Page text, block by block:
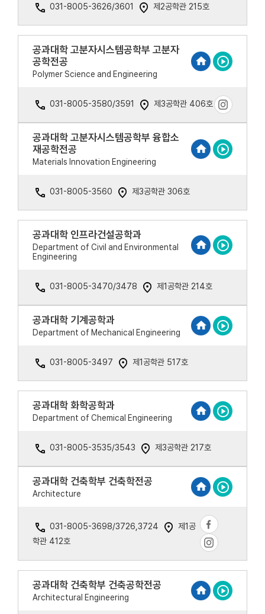
031-8005-3626/3601 제2공학관 215호
공과대학 고분자시스템공학부 고분자
공학전공
Polymer Science and Engineering
031-8005-3580/3591 제3공학관 406호
공과대학 고분자시스템공학부 융합소
재공학전공
Materials Innovation Engineering
031-8005-3560 제3공학관 306호
공과대학 인프라건설공학과
Department of Civil and Environmental
Engineering
031-8005-3470/3478 제1공학관 214호
공과대학 기계공학과
Department of Mechanical Engineering
031-8005-3497 제1공학관 517호
공과대학 화학공학과
Department of Chemical Engineering
031-8005-3535/3543 제3공학관 217호
공과대학 건축학부 건축학전공
Architecture
031-8005-3698/3726,3724
제1공
학관 412호
공과대학 건축학부 건축공학전공
Architectural Engineering